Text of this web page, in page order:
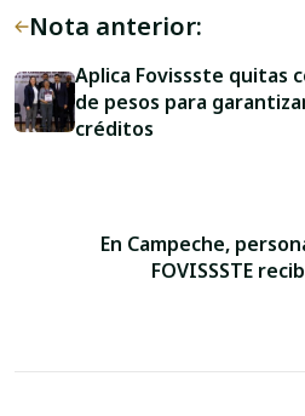
Nota anterior:
Aplica Fovissste quitas
de pesos para
créditos
En Campeche,
FOVISSSTE